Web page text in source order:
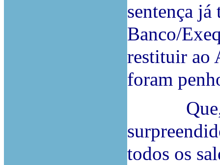
sentença
Banco/
restituir ao
foram
Que,
todos os